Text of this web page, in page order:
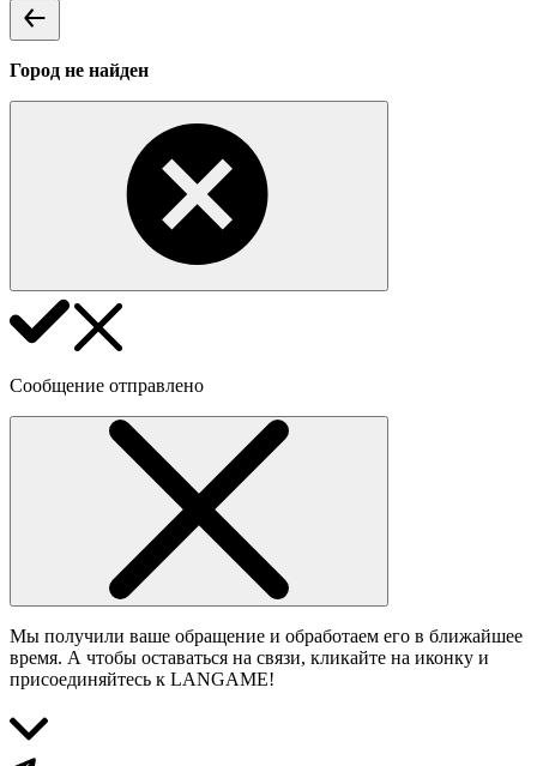
Город не найден
Сообщение отправлено
Мы получили ваше обращение и обработаем его в ближайшее
время. А чтобы оставаться на связи, кликайте на иконку и
присоединяйтесь к LANGAME!